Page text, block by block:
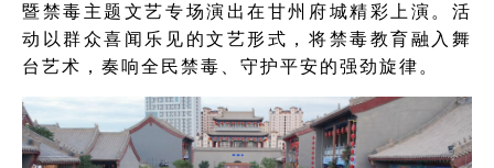
暨禁毒主题文艺专场演出在甘州府城精彩上演。活
动以群众喜闻乐见的文艺形式，将禁毒教育融入舞
台艺术，奏响全民禁毒、守护平安的强劲旋律。